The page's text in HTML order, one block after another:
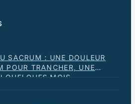
SACRUM : UNE DOULEUR
POUR TRANCHER, UNE
QUELQUES MOIS